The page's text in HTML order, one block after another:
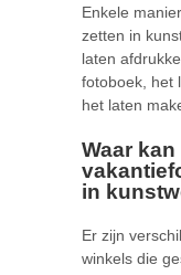
Enkele
zetten in
laten
fotoboek, het
het laten
Waar
in
Er zijn
winkels die